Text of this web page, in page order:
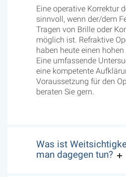
Eine operative Korrektur
sinnvoll, wenn der/dem
Tragen von Brille oder
möglich ist. Refraktive
haben heute einen
Eine umfassende
eine kompetente
Voraussetzung für den
beraten Sie gern.
Was ist
man dagegen tun?